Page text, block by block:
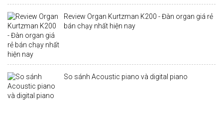
Review Organ Kurtzman K200 - Đàn organ giá rẻ
bán chạy nhất hiện nay
So sánh Acoustic piano và digital piano